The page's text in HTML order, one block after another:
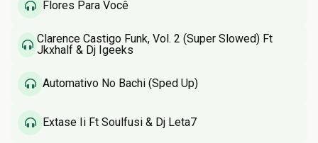
Flores Para Você
Clarence Castigo Funk, Vol. 2 (Super Slowed) Ft
Jkxhalf & Dj Igeeks
Automativo No Bachi (Sped Up)
Extase Ii Ft Soulfusi & Dj Leta7